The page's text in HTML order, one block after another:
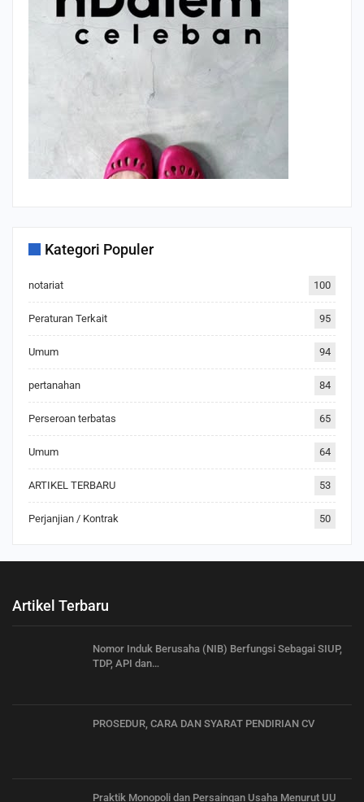
Kategori Populer
notariat 100
Peraturan Terkait 95
Umum 94
pertanahan 84
Perseroan terbatas 65
Umum 64
ARTIKEL TERBARU 53
Perjanjian / Kontrak 50
Artikel Terbaru
Nomor Induk Berusaha (NIB) Berfungsi Sebagai SIUP,
TDP, API dan…
PROSEDUR, CARA DAN SYARAT PENDIRIAN CV
Praktik Monopoli dan Persaingan Usaha Menurut UU